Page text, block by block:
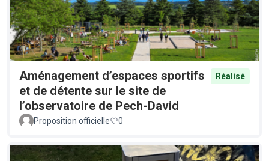
Aménagement d’espaces sportifs
et de détente sur le site de
l’observatoire de Pech-David
Réalisé
Proposition officielle 0